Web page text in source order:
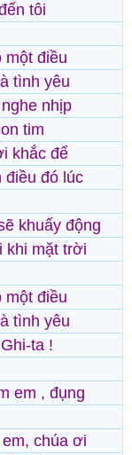
tôi
một điều
tình yêu
nhịp
tim
khắc để
điều đó lúc
khuấy động
khi mặt trời
một điều
tình yêu
ta !
em , đụng
chúa ơi